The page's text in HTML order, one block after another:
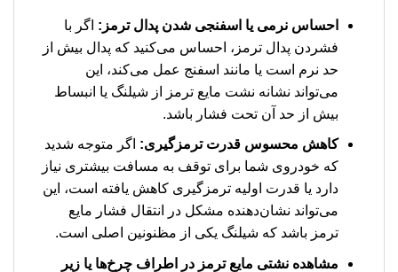
احساس نرمی یا اسفنجی شدن پدال ترمز: اگر با
فشردن پدال ترمز، احساس می‌کنید که پدال بیش از
حد نرم است یا مانند اسفنج عمل می‌کند، این
می‌تواند نشانه نشت مایع ترمز از شیلنگ یا انبساط
بیش از حد آن تحت فشار باشد.
کاهش محسوس قدرت ترمزگیری: اگر متوجه شدید
که خودروی شما برای توقف به مسافت بیشتری نیاز
دارد یا قدرت اولیه ترمزگیری کاهش یافته است، این
می‌تواند نشان‌دهنده مشکل در انتقال فشار مایع
ترمز باشد که شیلنگ یکی از مظنونین اصلی است.
مشاهده نشتی مایع ترمز در اطراف چرخ‌ها یا زیر